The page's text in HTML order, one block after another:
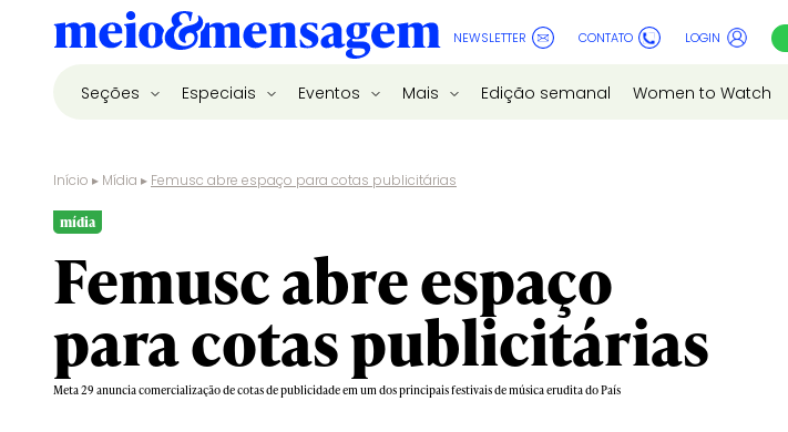
NEWSLETTER CONTATO LOGIN
Seções Especiais Eventos Mais Edição semanal Women to Watch
Início ▸ Mídia ▸ Femusc abre espaço para cotas publicitárias
mídia
Femusc abre espaço
para cotas publicitárias
Meta 29 anuncia comercialização de cotas de publicidade em um dos principais festivais de música erudita do País